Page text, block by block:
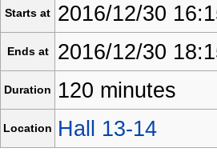
Starts at 2016/12/30
Ends at 2016/12/30
Duration 120 minutes
Location Hall 13-14